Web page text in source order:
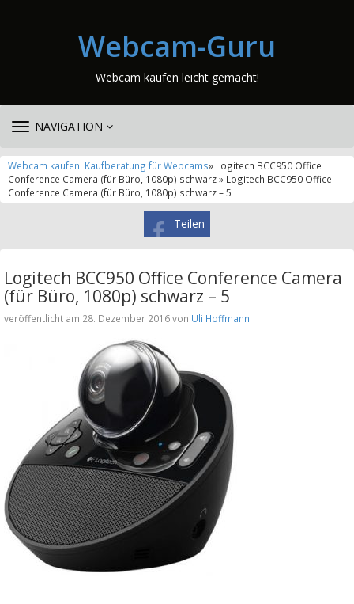
Webcam-Guru
Webcam kaufen leicht gemacht!
TOGGLE
NAVIGATION
Webcam kaufen: Kaufberatung für Webcams» Logitech BCC950 Office
Conference Camera (für Büro, 1080p) schwarz » Logitech BCC950 Office
Conference Camera (für Büro, 1080p) schwarz – 5
Teilen
Logitech BCC950 Office Conference Camera
(für Büro, 1080p) schwarz – 5
veröffentlicht am 28. Dezember 2016 von Uli Hoffmann